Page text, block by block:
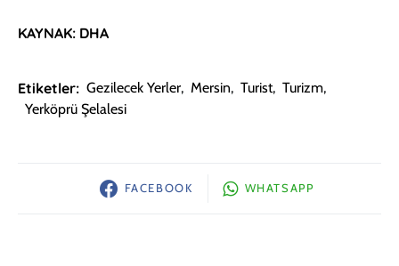
KAYNAK: DHA
Etiketler: Gezilecek Yerler, Mersin, Turist, Turizm,
Yerköprü Şelalesi
FACEBOOK WHATSAPP